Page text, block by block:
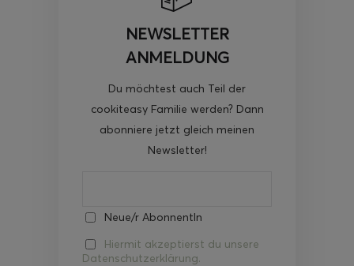
NEWSLETTER
ANMELDUNG
Du möchtest auch Teil der
cookiteasy Familie werden? Dann
abonniere jetzt gleich meinen
Newsletter!
Neue/r AbonnentIn
Hiermit akzeptierst du unsere
Datenschutzerklärung.